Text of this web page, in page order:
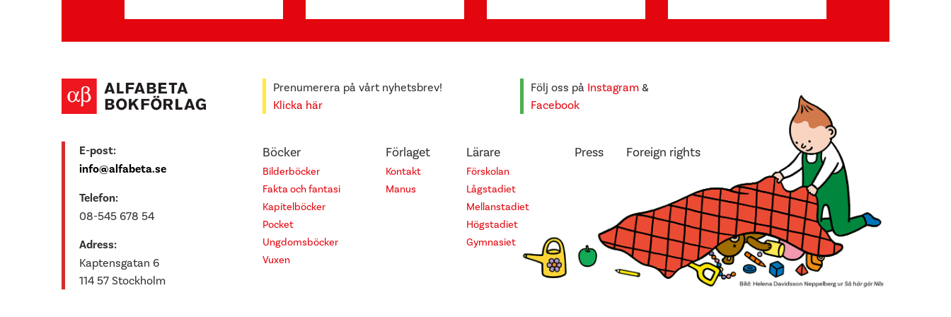
E-post:
info@alfabeta.se
Telefon:
08-545 678 54
Adress:
Kaptensgatan 6
114 57 Stockholm
Prenumerera på vårt nyhetsbrev!
Klicka här
Följ oss på Instagram &
Facebook
Böcker
Bilderböcker
Fakta och fantasi
Kapitelböcker
Pocket
Ungdomsböcker
Vuxen
Förlaget
Kontakt
Manus
Lärare
Förskolan
Lågstadiet
Mellanstadiet
Högstadiet
Gymnasiet
Press Foreign rights